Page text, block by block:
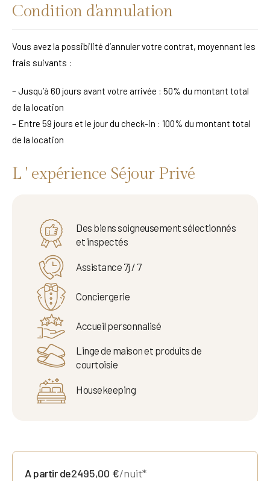
Condition d'annulation
Vous avez la possibilité d’annuler votre contrat, moyennant les
frais suivants :
– Jusqu’à 60 jours avant votre arrivée : 50% du montant total
de la location
– Entre 59 jours et le jour du check-in : 100% du montant total
de la location
L ' expérience Séjour Privé
Des biens soigneusement sélectionnés
et inspectés
Assistance 7j / 7
Conciergerie
Accueil personnalisé
Linge de maison et produits de
courtoisie
Housekeeping
A partir de2495,00 €/nuit*